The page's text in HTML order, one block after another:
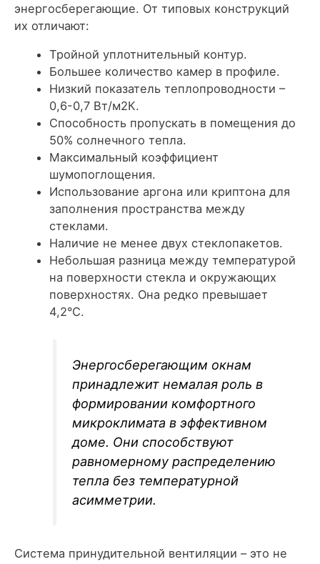
энергосберегающие. От типовых конструкций
их отличают:
Тройной уплотнительный контур.
Большее количество камер в профиле.
Низкий показатель теплопроводности –
0,6-0,7 Вт/м2К.
Способность пропускать в помещения до
50% солнечного тепла.
Максимальный коэффициент
шумопоглощения.
Использование аргона или криптона для
заполнения пространства между
стеклами.
Наличие не менее двух стеклопакетов.
Небольшая разница между температурой
на поверхности стекла и окружающих
поверхностях. Она редко превышает
4,2°C.
Энергосберегающим окнам
принадлежит немалая роль в
формировании комфортного
микроклимата в эффективном
доме. Они способствуют
равномерному распределению
тепла без температурной
асимметрии.
Система принудительной вентиляции – это не